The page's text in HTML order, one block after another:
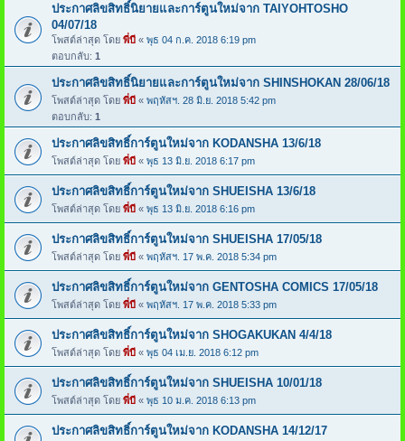
ประกาศลิขสิทธิ์นิยายและการ์ตูนใหม่จาก TAIYOHTOSHO
04/07/18
โพสต์ล่าสุด โดย พี่บี « พุธ 04 ก.ค. 2018 6:19 pm
ตอบกลับ: 1
ประกาศลิขสิทธิ์นิยายและการ์ตูนใหม่จาก SHINSHOKAN 28/06/18
โพสต์ล่าสุด โดย พี่บี « พฤหัสฯ. 28 มิ.ย. 2018 5:42 pm
ตอบกลับ: 1
ประกาศลิขสิทธิ์การ์ตูนใหม่จาก KODANSHA 13/6/18
โพสต์ล่าสุด โดย พี่บี « พุธ 13 มิ.ย. 2018 6:17 pm
ประกาศลิขสิทธิ์การ์ตูนใหม่จาก SHUEISHA 13/6/18
โพสต์ล่าสุด โดย พี่บี « พุธ 13 มิ.ย. 2018 6:16 pm
ประกาศลิขสิทธิ์การ์ตูนใหม่จาก SHUEISHA 17/05/18
โพสต์ล่าสุด โดย พี่บี « พฤหัสฯ. 17 พ.ค. 2018 5:34 pm
ประกาศลิขสิทธิ์การ์ตูนใหม่จาก GENTOSHA COMICS 17/05/18
โพสต์ล่าสุด โดย พี่บี « พฤหัสฯ. 17 พ.ค. 2018 5:33 pm
ประกาศลิขสิทธิ์การ์ตูนใหม่จาก SHOGAKUKAN 4/4/18
โพสต์ล่าสุด โดย พี่บี « พุธ 04 เม.ย. 2018 6:12 pm
ประกาศลิขสิทธิ์การ์ตูนใหม่จาก SHUEISHA 10/01/18
โพสต์ล่าสุด โดย พี่บี « พุธ 10 ม.ค. 2018 6:13 pm
ประกาศลิขสิทธิ์การ์ตูนใหม่จาก KODANSHA 14/12/17